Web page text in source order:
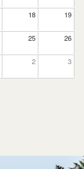
18 19
25 26
2 3